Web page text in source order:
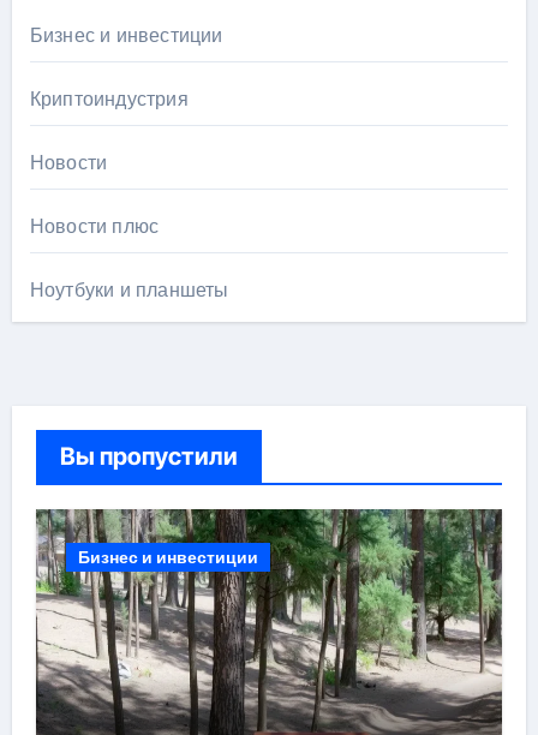
Бизнес и инвестиции
Криптоиндустрия
Новости
Новости плюс
Ноутбуки и планшеты
Вы пропустили
Бизнес и инвестиции